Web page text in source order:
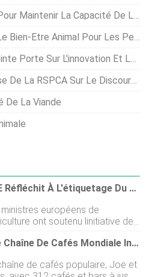
De Bien-Être Élevées Au Royaume-Uni Après Le Brexit, Les Vétérinaires Exhortent Le Gouvernement
Pour Les Petits Producteurs De Volaille Saisonniers
Et La Durabilité En Matière De Bien-Être Animal
RSPCA Sur Le Discours De La Reine
De La Viande
L'UE Réfléchit À L'étiquetage Du Bien-Être Animal Sur Les Produits Carnés
européens de
ont soutenu linitiative de
fédérale de lAgriculture
Klöckner. Les leçons de la crise
et la provenance des
Une Chaîne De Cafés Mondiale Investit Dans Le Bien-Être Des Poulets De Chair Et L'engagement Better Chicken
de cafés populaire, Joe et